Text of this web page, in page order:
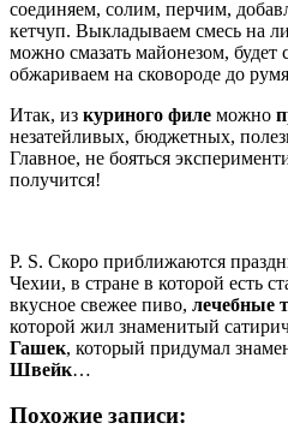
соединяем, солим, перчим,
кетчуп. Выкладываем смесь на
можно смазать майонезом, будет
обжариваем на сковороде до
Итак, из куриного филе можно
незатейливых, бюджетных,
Главное, не бояться
получится!
P. S. Скоро приближаются
Чехии, в стране в которой есть
вкусное свежее пиво, лечебные
которой жил знаменитый
Гашек, который придумал
Швейк…
Похожие записи: